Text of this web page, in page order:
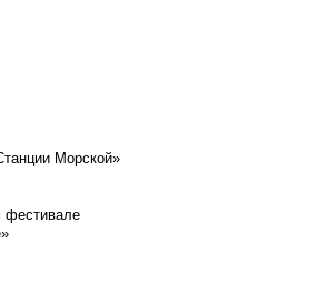
Морской»
фестивале